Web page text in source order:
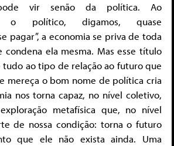
vir senão da política. Ao
o político, digamos, quase
pagar”, a economia se priva de toda
ela mesma. Mas esse título
tudo ao tipo de relação ao futuro que
mereça o bom nome de política cria
nos torna capaz, no nível coletivo,
metafísica que, no nível
de nossa condição: torna o futuro
que ele não exista ainda. Uma